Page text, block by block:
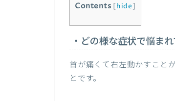
Contents hide
・どの様な症状で悩ま
首が痛くて右左動かすこと
とです。